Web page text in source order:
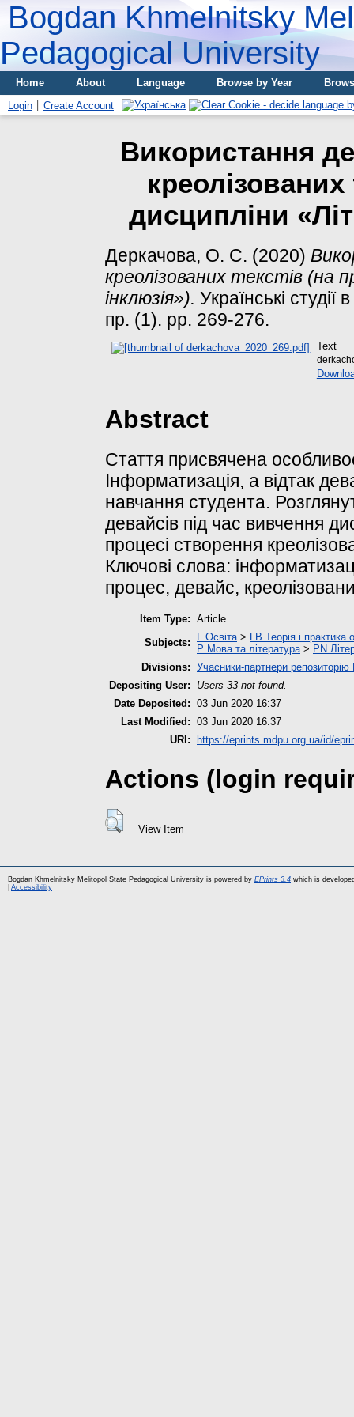
Bogdan Khmelnitsky
Pedagogical University
Home About Language Browse by Year
Login
Create Account
Використання
креолізованих
дисципліни
Деркачова, О. С. (2020)
креолізованих текстів (на
інклюзія»). Українські
пр. (1). pp. 269-276.
Text
Abstract
Стаття присвячена
Інформатизація, а відтак
навчання студента.
девайсів під час вивчення
процесі створення
Ключові слова:
процес, девайс,
Item Type: Article
Subjects:
L Освіта> LB Теорія і практика
P Мова та література> PN
Divisions: Учасники-партнери
Depositing User:
Users 33 not found.
Date Deposited: 03 Jun 2020 16:37
Last Modified: 03 Jun 2020 16:37
URI:
https://eprints.mdpu.org.ua/id/
Actions (login
View Item
Bogdan Khmelnitsky Melitopol State Pedagogical University is powered by EPrints 3.4 which is
Accessibility